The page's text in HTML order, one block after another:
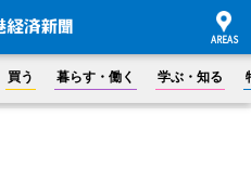
買う 暮らす・働く 学ぶ・知る